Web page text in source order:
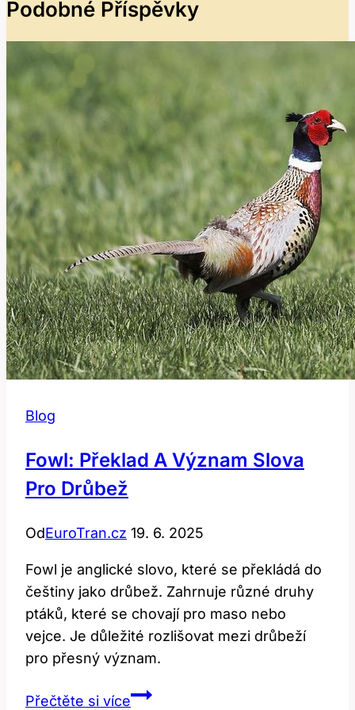
Podobné Příspěvky
Blog
Fowl: Překlad A Význam Slova
Pro Drůbež
OdEuroTran.cz 19. 6. 2025
Fowl je anglické slovo, které se překládá do
češtiny jako drůbež. Zahrnuje různé druhy
ptáků, které se chovají pro maso nebo
vejce. Je důležité rozlišovat mezi drůbeží
pro přesný význam.
Přečtěte si víceFowl: